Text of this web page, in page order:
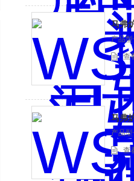
马弗
产品型号
查
马弗
产品型
查